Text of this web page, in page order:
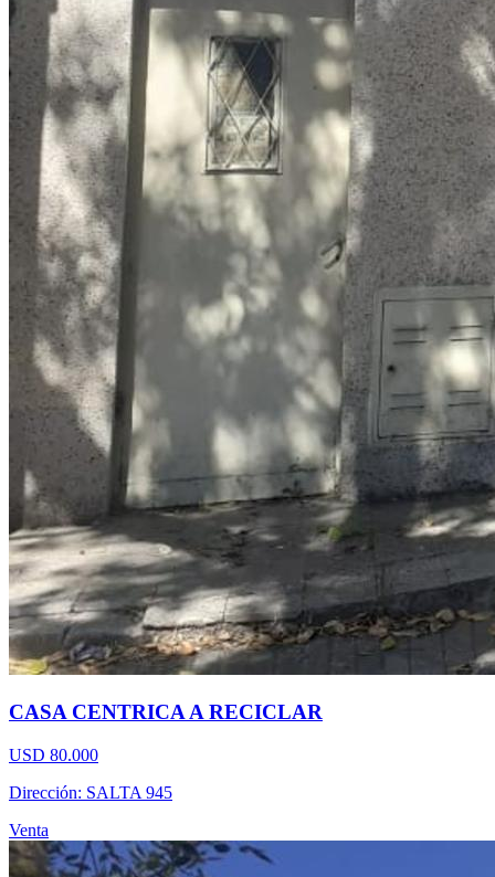
CASA CENTRICA A RECICLAR
USD 80.000
Dirección: SALTA 945
Venta